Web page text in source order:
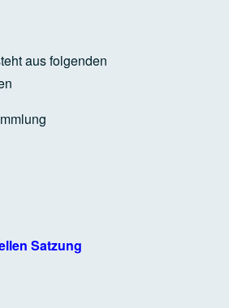
aus folgenden
Satzung